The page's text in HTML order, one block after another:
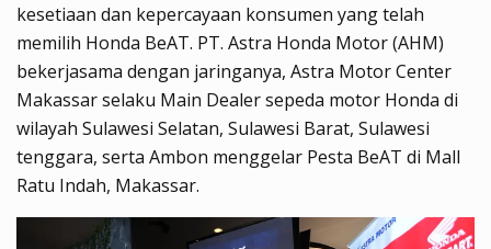
kesetiaan dan kepercayaan konsumen yang telah
memilih Honda BeAT. PT. Astra Honda Motor (AHM)
bekerjasama dengan jaringanya, Astra Motor Center
Makassar selaku Main Dealer sepeda motor Honda di
wilayah Sulawesi Selatan, Sulawesi Barat, Sulawesi
tenggara, serta Ambon menggelar Pesta BeAT di Mall
Ratu Indah, Makassar.